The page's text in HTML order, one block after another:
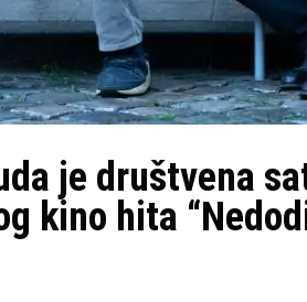
je društvena
kino hita